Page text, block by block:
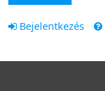
Bejelentkezés